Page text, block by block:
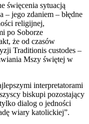
święcenia sytuacją
jego zdaniem – błędne
religijnej,
po Soborze
że od czasów
Traditionis custodes –
Mszy świętej w
interpretatorami
biskupi pozostający
dialog o jedności
wiary katolickiej”.